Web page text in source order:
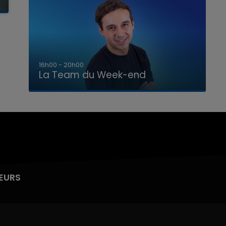
7h00 - 12h00
La Team du Week-end